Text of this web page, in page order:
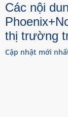
Các nội
thị trường
Cập nhật mới